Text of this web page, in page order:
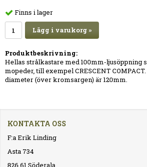
Finns i lager
Lägg i varukorg »
Produktbeskrivning:
Hellas strålkastare med 100mm-ljusöppning
mopeder, till exempel CRESCENT
diameter (över kromsargen) är 120mm.
KONTAKTA OSS
F:a Erik Linding
Asta 734
826 61 Söderala